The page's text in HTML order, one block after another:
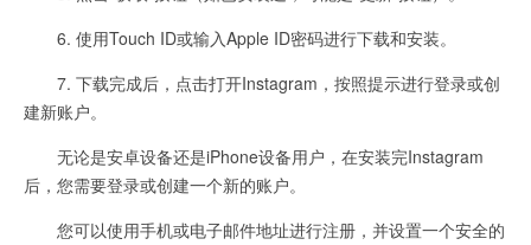
6. 使用Touch ID或输入Apple ID密码进行下载和安装。
7. 下载完成后，点击打开Instagram，按照提示进行登录或创
建新账户。
无论是安卓设备还是iPhone设备用户，在安装完Instagram
后，您需要登录或创建一个新的账户。
您可以使用手机或电子邮件地址进行注册，并设置一个安全的